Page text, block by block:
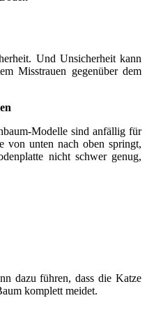
Und Unsicherheit kann
Misstrauen gegenüber dem
Modelle sind anfällig für
von unten nach oben springt,
nicht schwer genug,
dazu führen, dass die Katze
komplett meidet.